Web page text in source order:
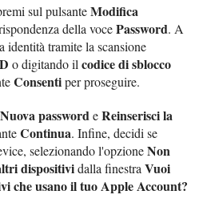
sul pulsanteModifica
della vocePassword. A
identità tramite la scansione
o digitando ilcodice di sblocco
Consentiper proseguire.
Nuova password eReinserisci la
Continua. Infine, decidi se
selezionando l'opzioneNon
dispositividalla finestraVuoi
che usano il tuo Apple Account?